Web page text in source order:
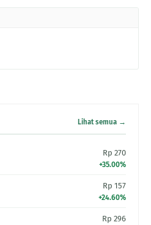
Lihat semua →
Rp 270
+35.00%
Rp 157
+24.60%
Rp 296